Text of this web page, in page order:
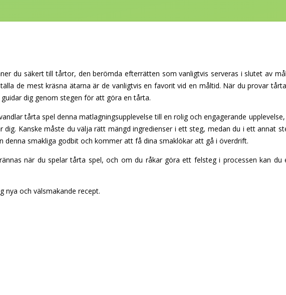
du säkert till tårtor, den berömda efterrätten som vanligtvis serveras i slutet av
de mest kräsna ätarna är de vanligtvis en favorit vid en måltid. När du provar
dig genom stegen för att göra en tårta.
tårta spel denna matlagningsupplevelse till en rolig och engagerande
Kanske måste du välja rätt mängd ingredienser i ett steg, medan du i ett annat
denna smakliga godbit och kommer att få dina smaklökar att gå i överdrift.
när du spelar tårta spel, och om du råkar göra ett felsteg i processen kan du
nya och välsmakande recept.